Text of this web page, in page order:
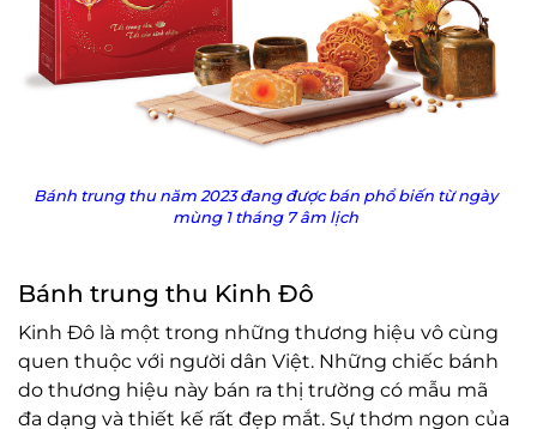
Bánh trung thu năm 2023 đang được bán phổ biến từ ngày
mùng 1 tháng 7 âm lịch
Bánh trung thu Kinh Đô
Kinh Đô là một trong những thương hiệu vô cùng
quen thuộc với người dân Việt. Những chiếc bánh
do thương hiệu này bán ra thị trường có mẫu mã
đa dạng và thiết kế rất đẹp mắt. Sự thơm ngon của